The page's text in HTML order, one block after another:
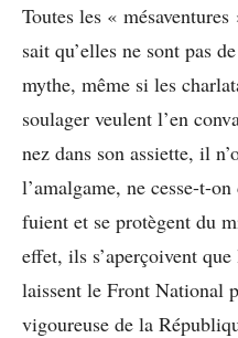
Toutes les «
sait qu’elles ne sont pas
mythe, même si les
soulager veulent l’en
nez dans son assiette, il
l’amalgame, ne cesse-t-
fuient et se protègent du
effet, ils s’aperçoivent
laissent le Front National
vigoureuse de la